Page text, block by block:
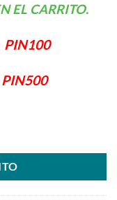
EL CARRITO.
PIN100
PIN500